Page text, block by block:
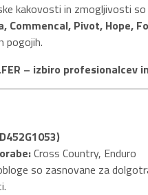
kakovosti in zmogljivosti
Commencal, Pivot, Hope,
pogojih.
– izbiro profesionalcev
Cross Country, Enduro
so zasnovane za